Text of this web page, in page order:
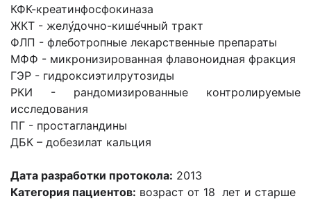
КФК-креатинфосфокиназа
ЖКТ - желу́дочно-кише́чный тракт
ФЛП - флеботропные лекарственные препараты
МФФ - микронизированная флавоноидная фракция
ГЭР - гидроксиэтилрутозиды
РКИ - рандомизированные контролируемые
исследования
ПГ - простагландины
ДБК – добезилат кальция
Дата разработки протокола: 2013
Категория пациентов: возраст от 18 лет и старше